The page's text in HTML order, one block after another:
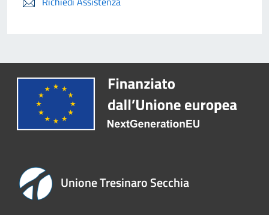
Unione Tresinaro Secchia